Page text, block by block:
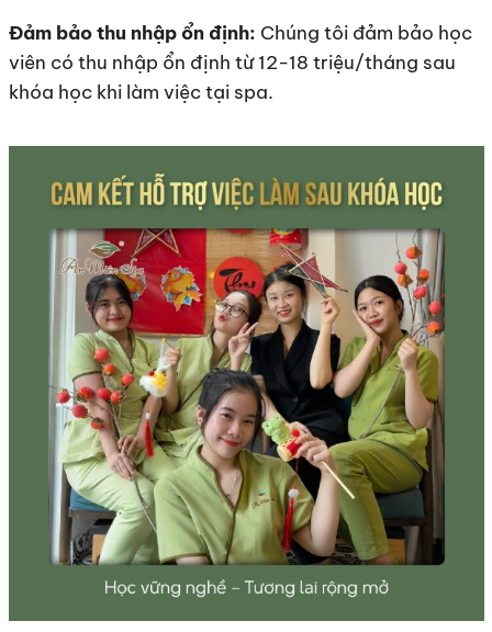
Đảm bảo thu nhập ổn định: Chúng tôi đảm bảo học
viên có thu nhập ổn định từ 12-18 triệu/tháng sau
khóa học khi làm việc tại spa.